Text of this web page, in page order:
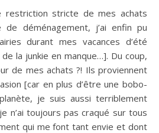
de déménagement, j’ai enfin pu
durant mes vacances d’été
la junkie en manque…]. Du coup,
de mes achats ?! Ils proviennent
[car en plus d’être une bobo-
je suis aussi terriblement
n’ai toujours pas craqué sur tous
qui me font tant envie et dont